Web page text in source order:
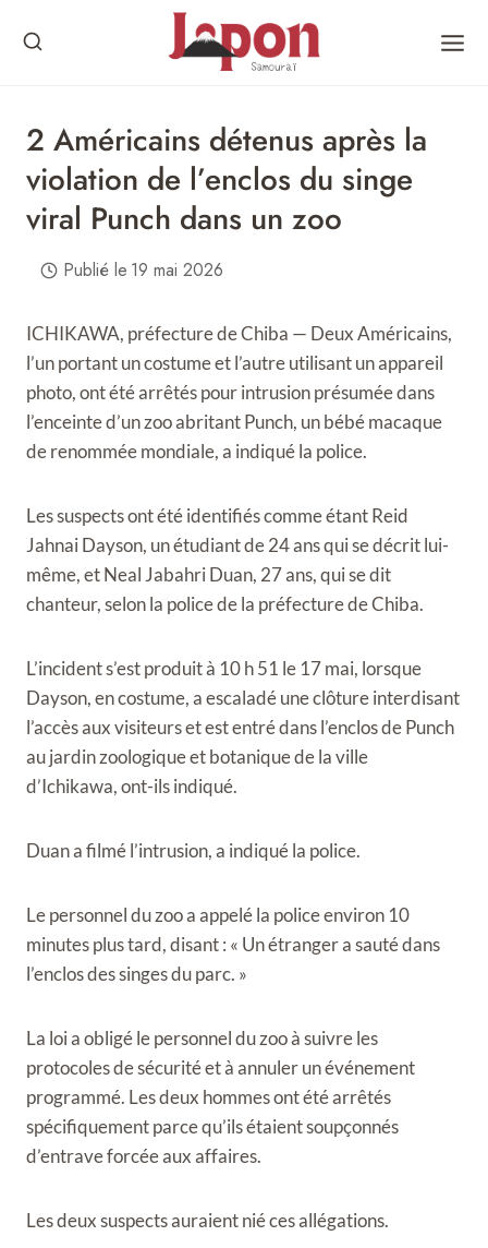
2 Américains détenus après la
violation de l’enclos du singe
viral Punch dans un zoo
Publié le 19 mai 2026
ICHIKAWA, préfecture de Chiba — Deux Américains,
l’un portant un costume et l’autre utilisant un appareil
photo, ont été arrêtés pour intrusion présumée dans
l’enceinte d’un zoo abritant Punch, un bébé macaque
de renommée mondiale, a indiqué la police.
Les suspects ont été identifiés comme étant Reid
Jahnai Dayson, un étudiant de 24 ans qui se décrit lui-
même, et Neal Jabahri Duan, 27 ans, qui se dit
chanteur, selon la police de la préfecture de Chiba.
L’incident s’est produit à 10 h 51 le 17 mai, lorsque
Dayson, en costume, a escaladé une clôture interdisant
l’accès aux visiteurs et est entré dans l’enclos de Punch
au jardin zoologique et botanique de la ville
d’Ichikawa, ont-ils indiqué.
Duan a filmé l’intrusion, a indiqué la police.
Le personnel du zoo a appelé la police environ 10
minutes plus tard, disant : « Un étranger a sauté dans
l’enclos des singes du parc. »
La loi a obligé le personnel du zoo à suivre les
protocoles de sécurité et à annuler un événement
programmé. Les deux hommes ont été arrêtés
spécifiquement parce qu’ils étaient soupçonnés
d’entrave forcée aux affaires.
Les deux suspects auraient nié ces allégations.